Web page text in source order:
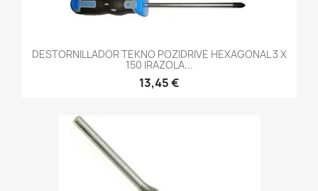
DESTORNILLADOR TEKNO POZIDRIVE HEXAGONAL 3 X
150 IRAZOLA...
13,45 €